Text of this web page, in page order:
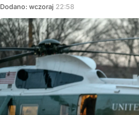
Dodano: wczoraj 22:58